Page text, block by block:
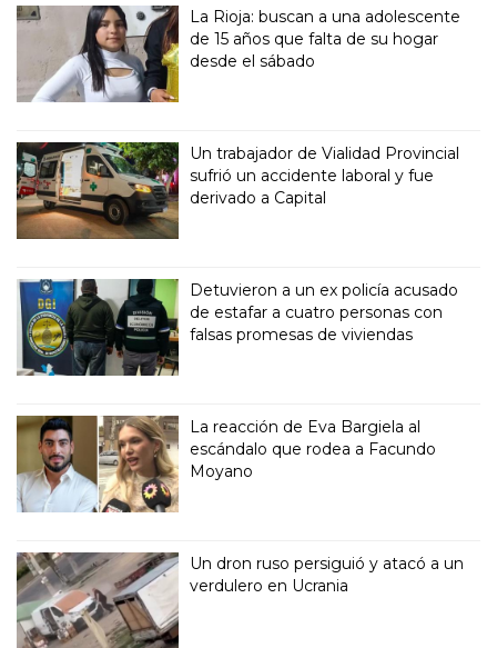
La Rioja: buscan a una adolescente
de 15 años que falta de su hogar
desde el sábado
Un trabajador de Vialidad Provincial
sufrió un accidente laboral y fue
derivado a Capital
Detuvieron a un ex policía acusado
de estafar a cuatro personas con
falsas promesas de viviendas
La reacción de Eva Bargiela al
escándalo que rodea a Facundo
Moyano
Un dron ruso persiguió y atacó a un
verdulero en Ucrania